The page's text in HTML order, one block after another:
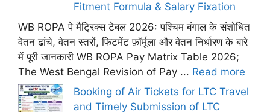
Fitment Formula & Salary Fixation
WB ROPA पे मैट्रिक्स टेबल 2026: पश्चिम बंगाल के संशोधित
वेतन ढांचे, वेतन स्तरों, फिटमेंट फ़ॉर्मूला और वेतन निर्धारण के बारे
में पूरी जानकारी WB ROPA Pay Matrix Table 2026;
The West Bengal Revision of Pay ... Read more
Booking of Air Tickets for LTC Travel
and Timely Submission of LTC